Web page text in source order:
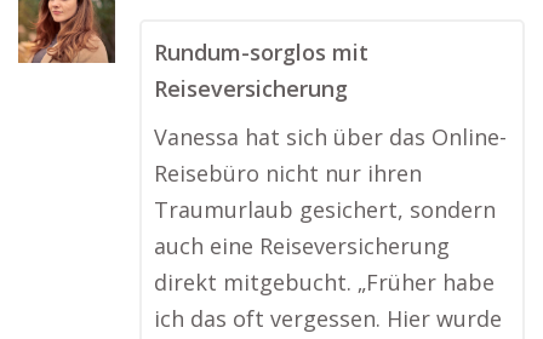
Rundum-sorglos mit
Reiseversicherung
Vanessa hat sich über das Online-
Reisebüro nicht nur ihren
Traumurlaub gesichert, sondern
auch eine Reiseversicherung
direkt mitgebucht. „Früher habe
ich das oft vergessen. Hier wurde